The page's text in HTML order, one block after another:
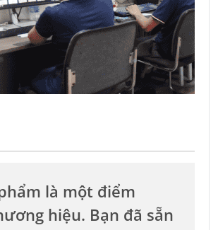
là một điểm
hiệu. Bạn đã sẵn